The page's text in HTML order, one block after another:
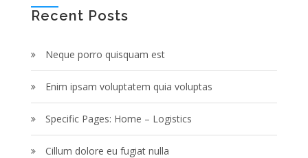
Recent Posts
Neque porro quisquam est
Enim ipsam voluptatem quia voluptas
Specific Pages: Home – Logistics
Cillum dolore eu fugiat nulla